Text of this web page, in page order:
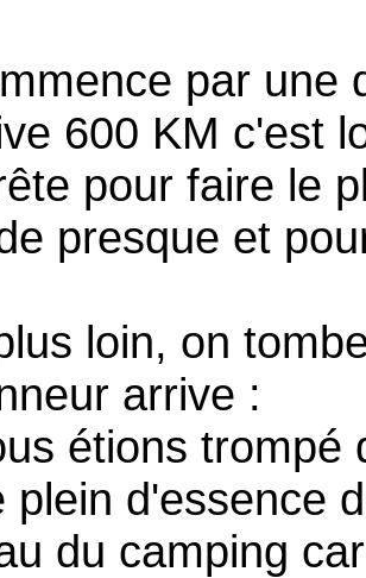
par une
600 KM c'est
pour faire le
presque et
loin, on
arrive :
étions trompé
plein d'essence
du camping